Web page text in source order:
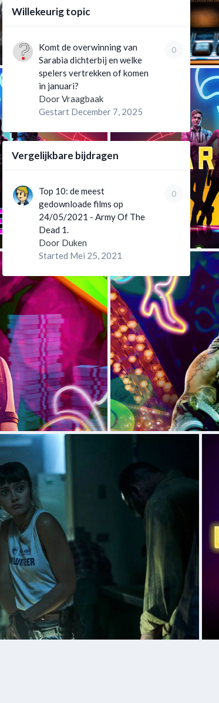
Willekeurig topic
0
Komt de overwinning van
Sarabia dichterbij en welke
spelers vertrekken of komen
in januari?
DoorVraagbaak
Gestart December 7, 2025
Vergelijkbare bijdragen
0
Top 10: de meest
gedownloade films op
24/05/2021 - Army Of The
Dead 1.
Door Duken
Started Mei 25, 2021